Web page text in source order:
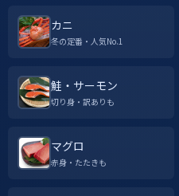
カニ
冬の定番・人気No.1
鮭・サーモン
切り身・訳ありも
マグロ
赤身・たたきも